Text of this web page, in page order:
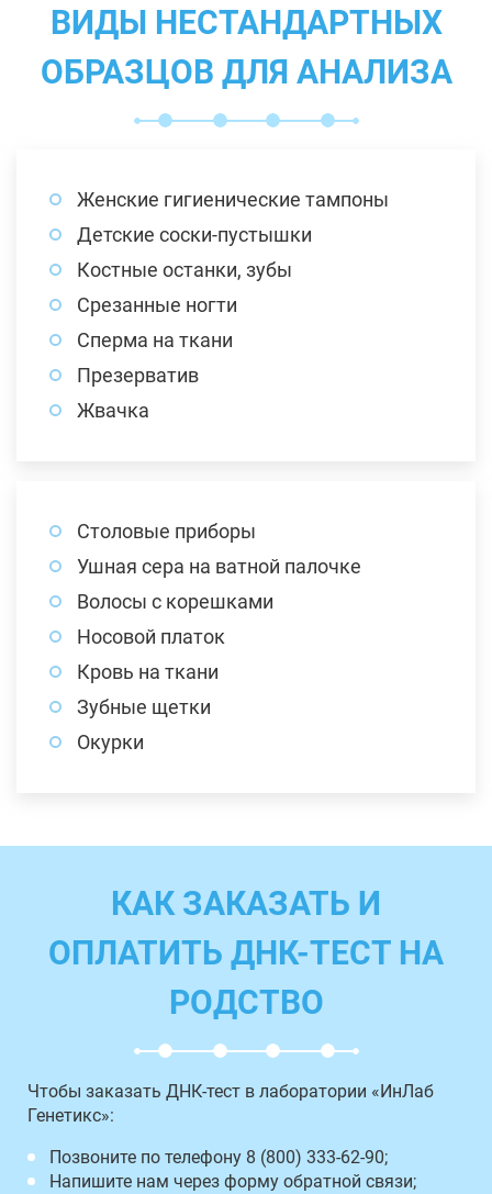
ВИДЫ НЕСТАНДАРТНЫХ
ОБРАЗЦОВ ДЛЯ АНАЛИЗА
Женские гигиенические тампоны
Детские соски-пустышки
Костные останки, зубы
Срезанные ногти
Сперма на ткани
Презерватив
Жвачка
Столовые приборы
Ушная сера на ватной палочке
Волосы с корешками
Носовой платок
Кровь на ткани
Зубные щетки
Окурки
КАК ЗАКАЗАТЬ И
ОПЛАТИТЬ ДНК-ТЕСТ НА
РОДСТВО
Чтобы заказать ДНК-тест в лаборатории «ИнЛаб
Генетикс»:
Позвоните по телефону 8 (800) 333-62-90;
Напишите нам через форму обратной связи;